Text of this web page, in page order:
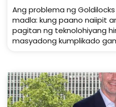
Ang problema ng
madla: kung paano naiipit
pagitan ng teknolohiyang
masyadong kumplikado